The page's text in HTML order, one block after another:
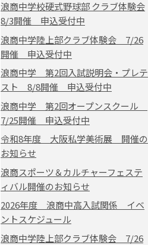
浪商中学校硬式野球部 クラブ体験会
8/3開催 申込受付中
浪商中学陸上部クラブ体験会 7/26
開催 申込受付中
浪商中学 第2回入試説明会・プレテ
スト 8/8開催 申込受付中
浪商中学 第2回オープンスクール
7/25開催 申込受付中
令和8年度 大阪私学美術展 開催の
お知らせ
浪商スポーツ＆カルチャーフェステ
ィバル開催のお知らせ
2026年度 浪商中高入試関係 イベ
ントスケジュール
浪商中学陸上部クラブ体験会 7/26